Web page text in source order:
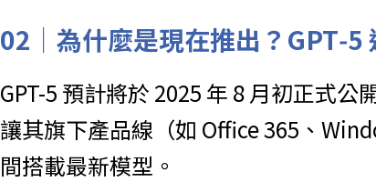
02｜為什麼是現在推出？
GPT-5 預計將於 2025 年 8 月初正式
讓其旗下產品線（如 Office 365、
間搭載最新模型。